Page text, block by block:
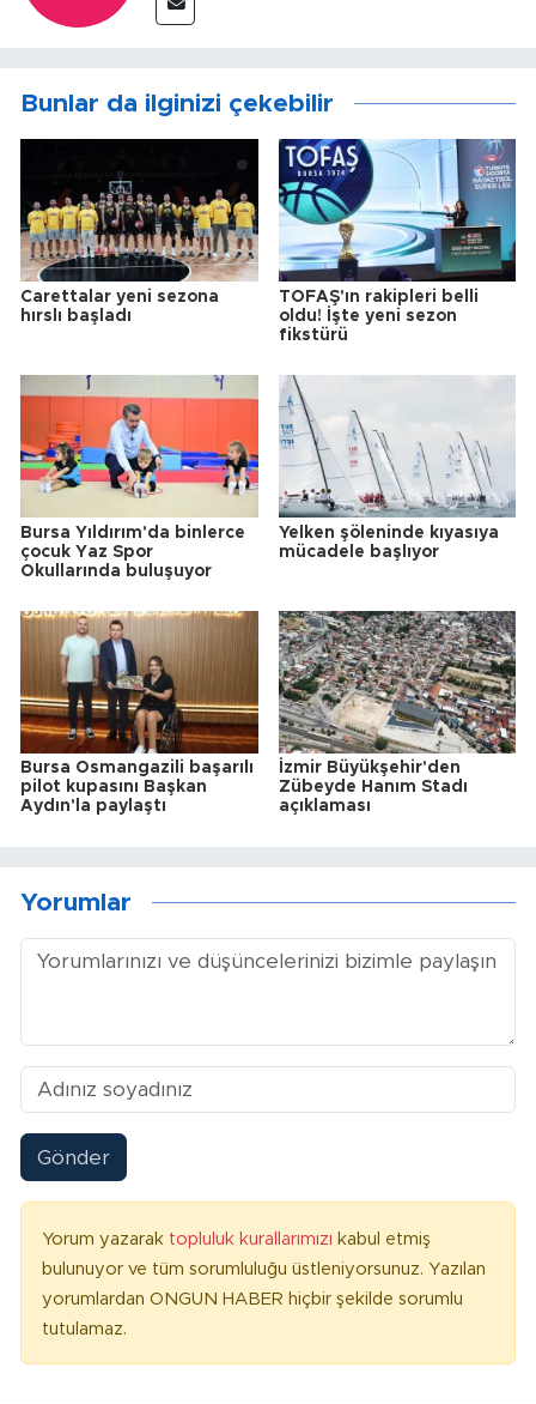
Bunlar da ilginizi çekebilir
Carettalar yeni sezona
hırslı başladı
TOFAŞ'ın rakipleri belli
oldu! İşte yeni sezon
fikstürü
Bursa Yıldırım'da binlerce
çocuk Yaz Spor
Okullarında buluşuyor
Yelken şöleninde kıyasıya
mücadele başlıyor
Bursa Osmangazili başarılı
pilot kupasını Başkan
Aydın'la paylaştı
İzmir Büyükşehir'den
Zübeyde Hanım Stadı
açıklaması
Yorumlar
Gönder
Yorum yazarak topluluk kurallarımızı kabul etmiş
bulunuyor ve tüm sorumluluğu üstleniyorsunuz. Yazılan
yorumlardan ONGUN HABER hiçbir şekilde sorumlu
tutulamaz.